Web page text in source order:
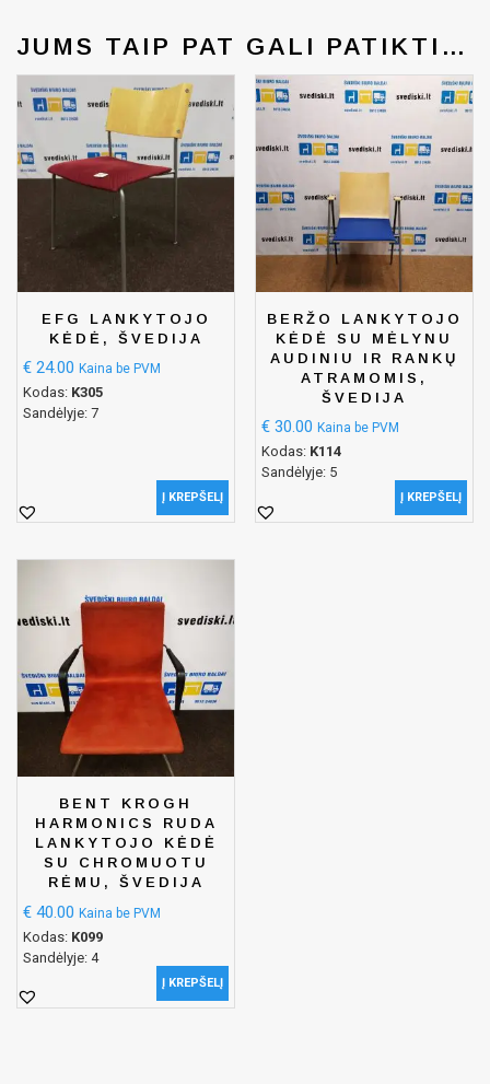
JUMS TAIP PAT GALI PATIKTI…
EFG LANKYTOJO
KĖDĖ, ŠVEDIJA
€ 24.00 Kaina be PVM
Kodas: K305
Sandėlyje: 7
Į KREPŠELĮ
BERŽO LANKYTOJO
KĖDĖ SU MĖLYNU
AUDINIU IR RANKŲ
ATRAMOMIS,
ŠVEDIJA
€ 30.00 Kaina be PVM
Kodas: K114
Sandėlyje: 5
Į KREPŠELĮ
BENT KROGH
HARMONICS RUDA
LANKYTOJO KĖDĖ
SU CHROMUOTU
RĖMU, ŠVEDIJA
€ 40.00 Kaina be PVM
Kodas: K099
Sandėlyje: 4
Į KREPŠELĮ